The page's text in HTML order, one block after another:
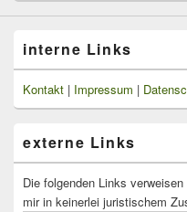
interne Links
Kontakt | Impressum |
externe Links
Die folgenden Links
mir in keinerlei juristischem